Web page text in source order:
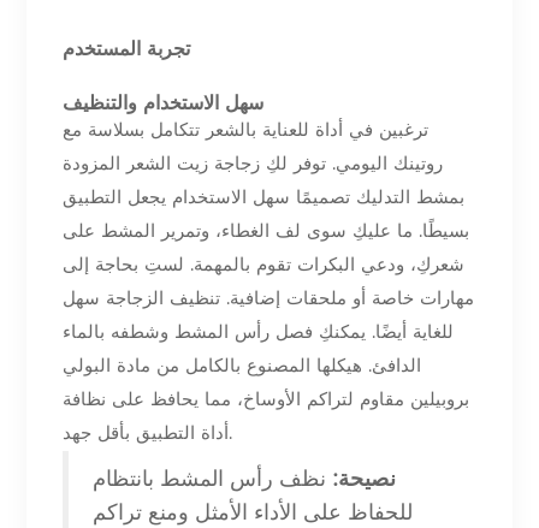
تجربة المستخدم
سهل الاستخدام والتنظيف
ترغبين في أداة للعناية بالشعر تتكامل بسلاسة مع
روتينك اليومي. توفر لكِ زجاجة زيت الشعر المزودة
بمشط التدليك تصميمًا سهل الاستخدام يجعل التطبيق
بسيطًا. ما عليكِ سوى لف الغطاء، وتمرير المشط على
شعركِ، ودعي البكرات تقوم بالمهمة. لستِ بحاجة إلى
مهارات خاصة أو ملحقات إضافية. تنظيف الزجاجة سهل
للغاية أيضًا. يمكنكِ فصل رأس المشط وشطفه بالماء
الدافئ. هيكلها المصنوع بالكامل من مادة البولي
بروبيلين مقاوم لتراكم الأوساخ، مما يحافظ على نظافة
أداة التطبيق بأقل جهد.
نصيحة: نظف رأس المشط بانتظام
للحفاظ على الأداء الأمثل ومنع تراكم